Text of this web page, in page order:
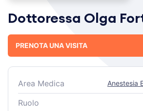
Dottoressa Olga
PRENOTA UNA VISITA
Area Medica Anestesia
Ruolo